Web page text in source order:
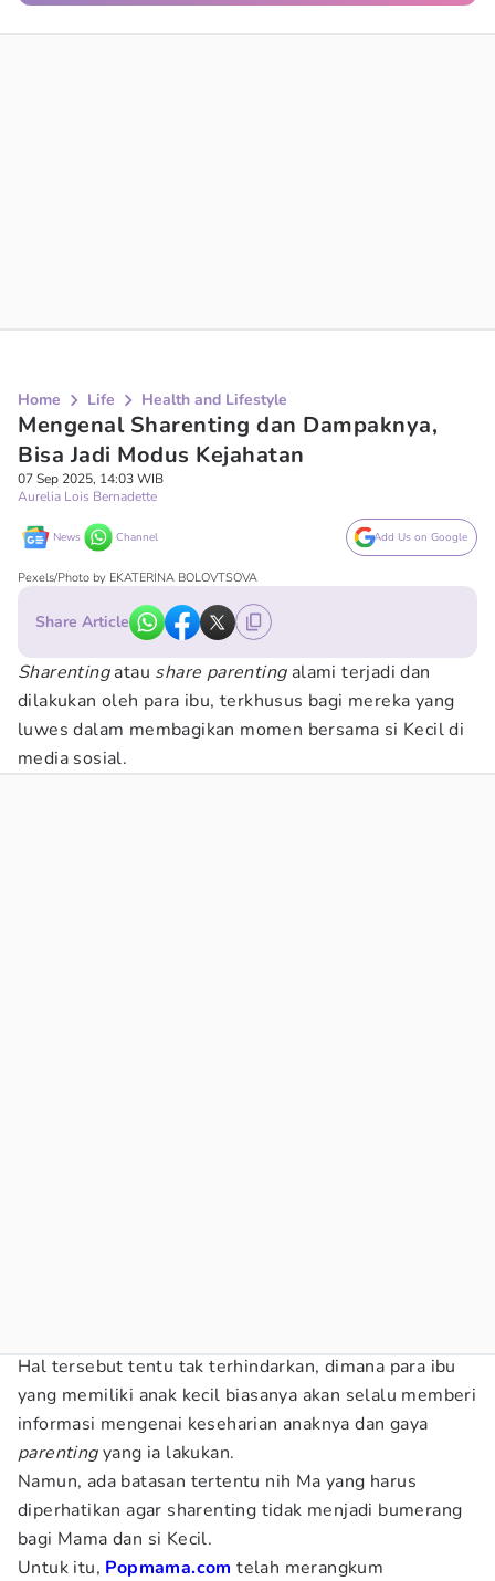
Home Life Health and Lifestyle
Mengenal Sharenting dan Dampaknya,
Bisa Jadi Modus Kejahatan
07 Sep 2025, 14:03 WIB
Aurelia Lois Bernadette
News Channel Add Us on Google
Pexels/Photo by EKATERINA BOLOVTSOVA
Share Article
Sharentingatau share parentingalami terjadi dan
dilakukan oleh para ibu, terkhusus bagi mereka yang
luwes dalam membagikan momen bersama si Kecil di
media sosial.
Hal tersebut tentu tak terhindarkan, dimana para ibu
yang memiliki anak kecil biasanya akan selalu memberi
informasi mengenai keseharian anaknya dan gaya
parentingyang ia lakukan.
Namun, ada batasan tertentu nih Ma yang harus
diperhatikan agar sharenting tidak menjadi bumerang
bagi Mama dan si Kecil.
Untuk itu, Popmama.com telah merangkum